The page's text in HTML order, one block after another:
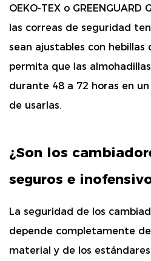
OEKO-TEX o
las correas de seguridad
sean ajustables con hebillas
permita que las
durante 48 a 72 horas en
de usarlas.
¿Son los
seguros e
La seguridad de los
depende completamente
material y de los